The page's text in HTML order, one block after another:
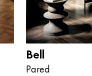
Bell
Pared